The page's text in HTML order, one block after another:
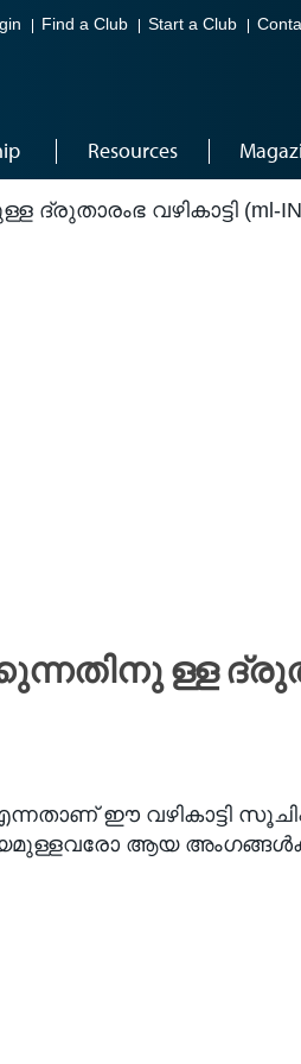
Find a Club Start a Club
Resources
വഴികാട്ടി (ml-
ള്ള
ഈ വഴികാട്ടി
ആയ